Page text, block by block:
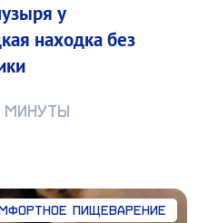
у
находка без
пищеварение